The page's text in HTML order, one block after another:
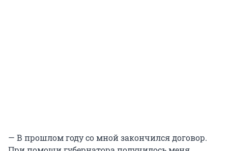
— В прошлом году со мной закончился договор.